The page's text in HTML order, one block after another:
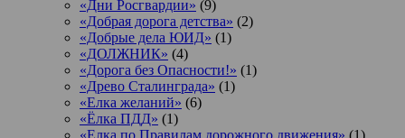
«Дни Росгвардии» (9)
«Добрая дорога детства» (2)
«Добрые дела ЮИД» (1)
«ДОЛЖНИК» (4)
«Дорога без Опасности!» (1)
«Древо Сталинграда» (1)
«Елка желаний» (6)
«Ёлка ПДД» (1)
«Елка по Правилам дорожного движения» (1)